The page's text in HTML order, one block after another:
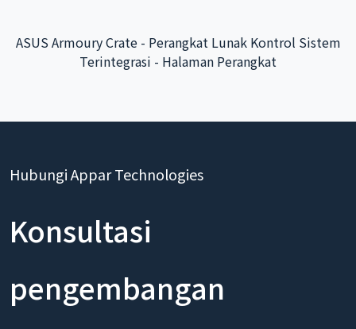
Aplikasi Interaktif Bandara Internasional Taoyuan -
Integrasi Sistem Backend
Hubungi Appar Technologies
Konsultasi
pengembangan